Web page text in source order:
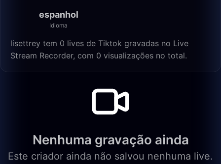
espanhol
Idioma
lisettrey tem 0 lives de Tiktok gravadas no Live
Stream Recorder, com 0 visualizações no total.
Nenhuma gravação ainda
Este criador ainda não salvou nenhuma live.